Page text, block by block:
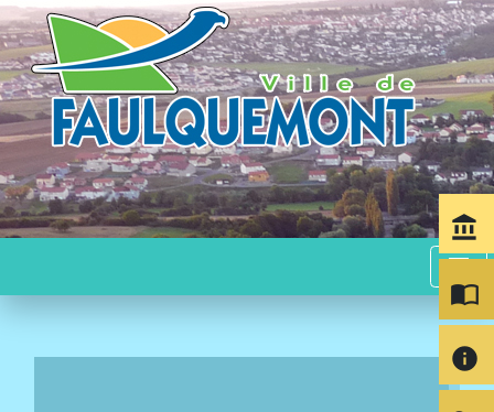
menu
account_balance
import_contacts
info